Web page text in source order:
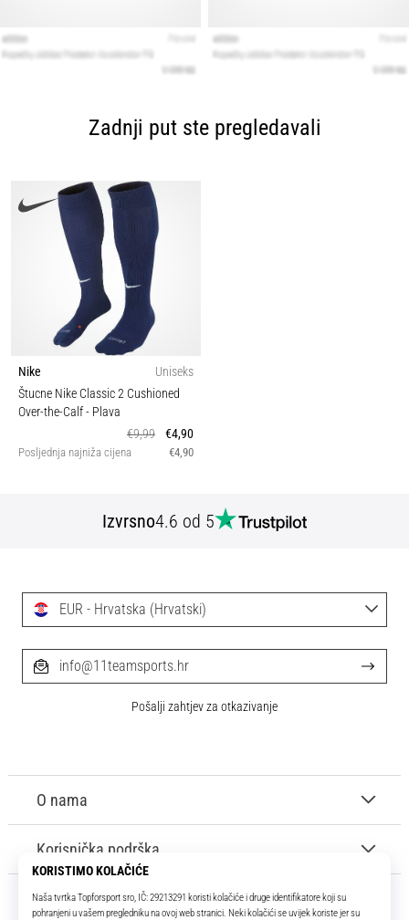
Zadnji put ste pregledavali
Nike
Uniseks
Štucne Nike Classic 2 Cushioned
Over-the-Calf- Plava
€9,99
€4,90
Posljednja najniža cijena €4,90
Izvrsno4.6 od 5
O nama
Korisnička podrška
EUR - Hrvatska (Hrvatski)
info@11teamsports.hr
Pošalji zahtjev za otkazivanje